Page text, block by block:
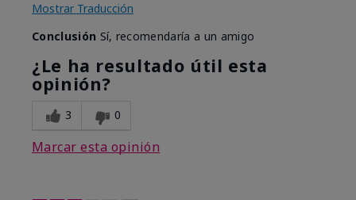
Mostrar Traducción
Conclusión Sí, recomendaría a un amigo
¿Le ha resultado útil esta
opinión?
3 0
Marcar esta opinión